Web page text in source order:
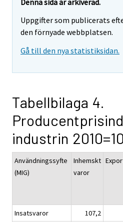
Uppgifter som publicerats
den förnyade webbplatsen.
Gå till den nya statistiksidan.
Tabellbilaga 4.
industrin
Användningssyfte
(MIG)
Inhemskt
varor
Insatsvaror
107,2